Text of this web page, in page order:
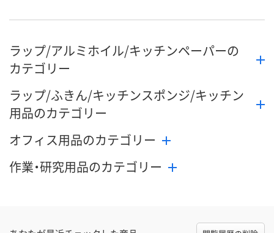
ラップ/アルミホイル/キッチンペーパーの
カテゴリー
ラップ/ふきん/キッチンスポンジ/キッチン
用品のカテゴリー
オフィス用品のカテゴリー
作業・研究用品のカテゴリー